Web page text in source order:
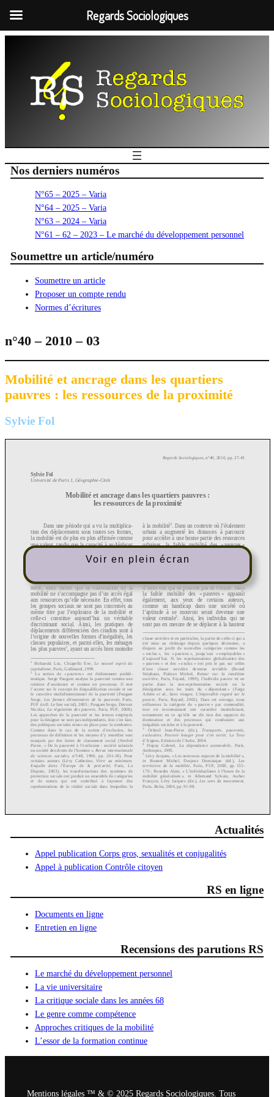
Nos derniers numéros
N°65 – 2025 – Varia
N°64 – 2025 – Varia
N°63 – 2024 – Varia
N°61 – 62 – 2023 – Le marché du développement personnel
Soumettre un article/numéro
Soumettre un article
Proposer un compte rendu
Normes d’écritures
n°40 – 2010 – 03
Mobilité et ancrage dans les quartiers
pauvres : les ressources de la proximité
Sylvie Fol
Voir en plein écran
Actualités
Appel publication Corps gros, sexualités et conjugalités
Appel à publication Contrôle citoyen
RS en ligne
Documents en ligne
Entretien en ligne
Recensions des parutions RS
Le marché du développement personnel
La vie universitaire
La critique sociale dans les années 68
Le genre comme compétence
Approches critiques de la mobilité
L’essor de la formation continue
Mentions légales ™ & © 2025 Regards Sociologiques. Tous
Regards Sociologiques